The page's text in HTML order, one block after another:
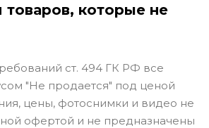
товаров, которые не
ст. 494 ГК РФ все
"Не продается" под ценой
цены, фотоснимки и видео не
офертой и не предназначены